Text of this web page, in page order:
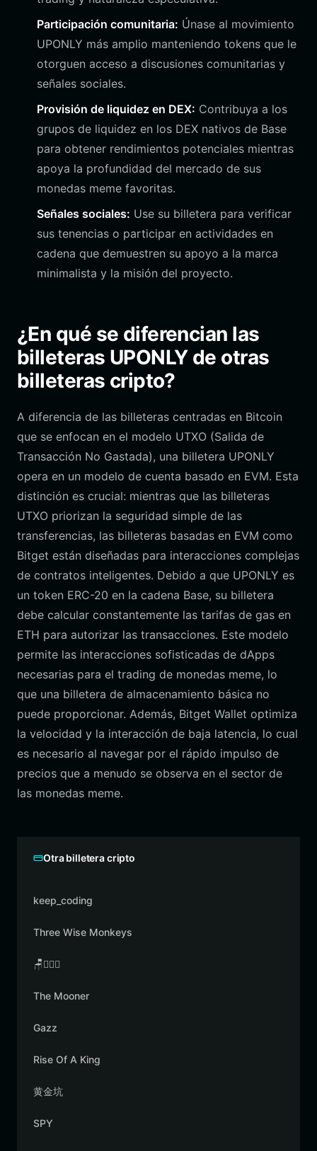
Participación comunitaria: Únase al movimiento
UPONLY más amplio manteniendo tokens que le
otorguen acceso a discusiones comunitarias y
señales sociales.
Provisión de liquidez en DEX: Contribuya a los
grupos de liquidez en los DEX nativos de Base
para obtener rendimientos potenciales mientras
apoya la profundidad del mercado de sus
monedas meme favoritas.
Señales sociales: Use su billetera para verificar
sus tenencias o participar en actividades en
cadena que demuestren su apoyo a la marca
minimalista y la misión del proyecto.
¿En qué se diferencian las
billeteras UPONLY de otras
billeteras cripto?
A diferencia de las billeteras centradas en Bitcoin
que se enfocan en el modelo UTXO (Salida de
Transacción No Gastada), una billetera UPONLY
opera en un modelo de cuenta basado en EVM. Esta
distinción es crucial: mientras que las billeteras
UTXO priorizan la seguridad simple de las
transferencias, las billeteras basadas en EVM como
Bitget están diseñadas para interacciones complejas
de contratos inteligentes. Debido a que UPONLY es
un token ERC-20 en la cadena Base, su billetera
debe calcular constantemente las tarifas de gas en
ETH para autorizar las transacciones. Este modelo
permite las interacciones sofisticadas de dApps
necesarias para el trading de monedas meme, lo
que una billetera de almacenamiento básica no
puede proporcionar. Además, Bitget Wallet optimiza
la velocidad y la interacción de baja latencia, lo cual
es necesario al navegar por el rápido impulso de
precios que a menudo se observa en el sector de
las monedas meme.
Otra billetera cripto
keep_coding
Three Wise Monkeys
🪑👳🏾‍♂️
The Mooner
Gazz
Rise Of A King
黄金坑
SPY